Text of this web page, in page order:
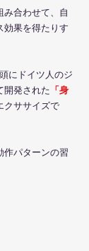
み合わせて、自
効果を得たりす
にドイツ人のジ
開発された 「身
クササイズで
作パターンの習